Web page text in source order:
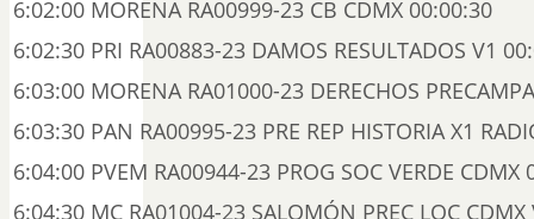
6:02:00 MORENA RA00999-23 CB CDMX 00:00:30
6:02:30 PRI RA00883-23 DAMOS RESULTADOS V1
6:03:00 MORENA RA01000-23 DERECHOS
6:03:30 PAN RA00995-23 PRE REP HISTORIA X1
6:04:00 PVEM RA00944-23 PROG SOC VERDE CDMX
6:04:30 MC RA01004-23 SALOMÓN PREC LOC